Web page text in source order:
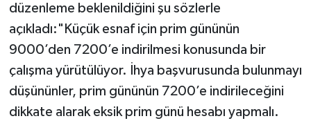
düzenleme beklenildiğini şu sözlerle
açıkladı:"Küçük esnaf için prim gününün
9000’den 7200’e indirilmesi konusunda bir
çalışma yürütülüyor. İhya başvurusunda bulunmayı
düşününler, prim gününün 7200’e indirileceğini
dikkate alarak eksik prim günü hesabı yapmalı.